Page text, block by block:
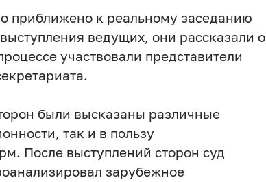
приближено к реальному заседанию
ведущих, они рассказали о
участвовали представители
были высказаны различные
так и в пользу
После выступлений сторон суд
зарубежное